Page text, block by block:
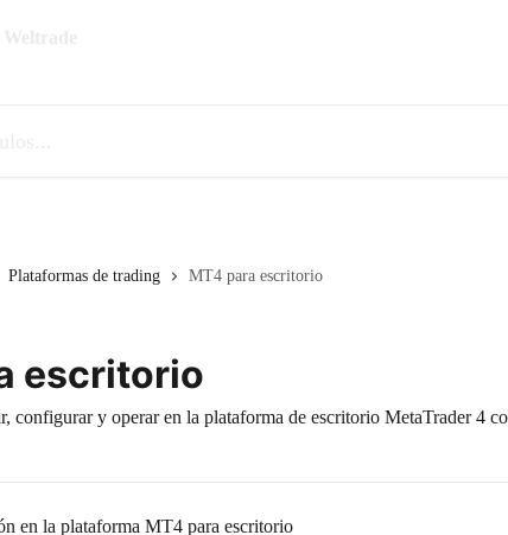
Plataformas de trading MT4 para escritorio
escritorio
configurar y operar en la plataforma de escritorio MetaTrader 4
en la plataforma MT4 para escritorio